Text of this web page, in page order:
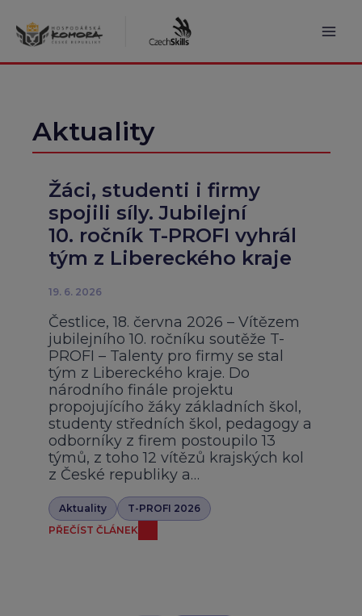
obsah
Aktuality
Žáci, studenti i firmy
spojili síly. Jubilejní
10. ročník T-PROFI vyhrál
tým z Libereckého kraje
19. 6. 2026
Čestlice, 18. června 2026 – Vítězem
jubilejního 10. ročníku soutěže T-
PROFI – Talenty pro firmy se stal
tým z Libereckého kraje. Do
národního finále projektu
propojujícího žáky základních škol,
studenty středních škol, pedagogy a
odborníky z firem postoupilo 13
týmů, z toho 12 vítězů krajských kol
z České republiky a…
Aktuality
T-PROFI 2026
PŘEČÍST ČLÁNEK